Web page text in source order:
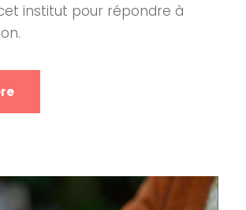
institut pour répondre à